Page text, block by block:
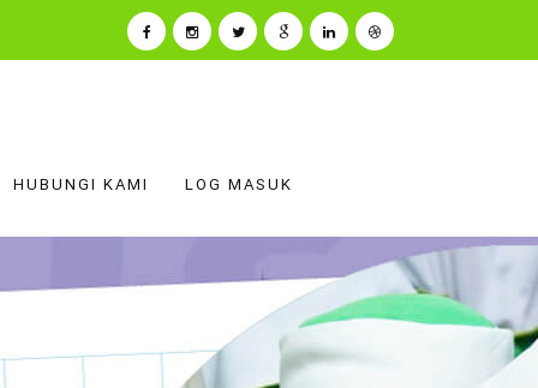
HUBUNGI KAMI LOG MASUK